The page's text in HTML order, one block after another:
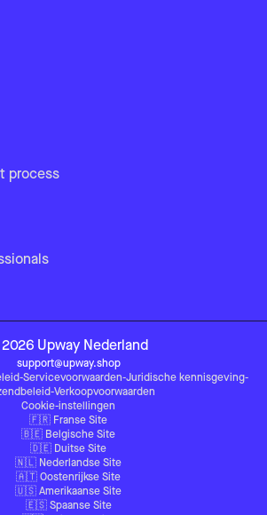
process
2026 Upway Nederland
support@upway.shop
-Servicevoorwaarden-Juridische kennisgeving-
-Verkoopvoorwaarden
Cookie-instellingen
🇫🇷 Franse Site
🇧🇪 Belgische Site
🇩🇪 Duitse Site
🇳🇱 Nederlandse Site
🇦🇹 Oostenrijkse Site
🇺🇸 Amerikaanse Site
🇪🇸 Spaanse Site